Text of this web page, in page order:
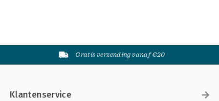
Gratis verzending vanaf €20
Klantenservice